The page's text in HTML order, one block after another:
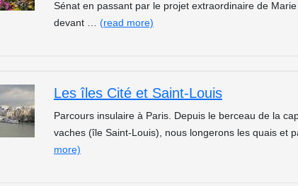
Sénat en passant par le projet extraordinaire de
devant … (read more)
Les îles Cité et Saint-Louis
Parcours insulaire à Paris. Depuis le berceau de la
vaches (île Saint-Louis), nous longerons les quais et
more)